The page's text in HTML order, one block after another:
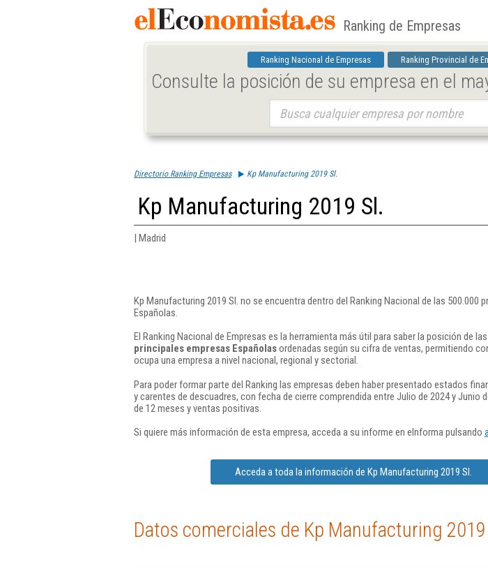
Ranking de Empresas
Ranking Nacional de Empresas Ranking Provincial de
Consulte la posición de su empresa en el
Directorio Ranking Empresas Kp Manufacturing 2019 Sl.
Kp Manufacturing 2019 Sl.
| Madrid
Kp Manufacturing 2019 Sl. no se encuentra dentro del Ranking Nacional de las 500.000
Españolas.
El Ranking Nacional de Empresas es la herramienta más útil para saber la posición de las
principales empresas Españolasordenadas según su cifra de ventas, permitiendo
ocupa una empresa a nivel nacional, regional y sectorial.
Para poder formar parte del Ranking las empresas deben haber presentado estados
y carentes de descuadres, con fecha de cierre comprendida entre Julio de 2024 y Junio
de 12 meses y ventas positivas.
Si quiere más información de esta empresa, acceda a su informe en eInforma pulsando
Acceda a toda la información de Kp Manufacturing 2019 Sl.
Datos comerciales de Kp Manufacturing 2019